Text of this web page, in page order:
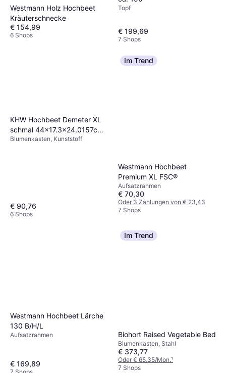
Westmann Holz Hochbeet
Kräuterschnecke
€ 154,99
6 Shops
Topf
€ 199,69
7 Shops
KHW Hochbeet Demeter XL
schmal 44x17.3x24.0157cm
17.3x158x24.0157cm
Blumenkasten, Kunststoff
€ 90,76
6 Shops
Im Trend
Westmann Hochbeet
Premium XL FSC®
Aufsatzrahmen
€ 70,30
Oder 3 Zahlungen von € 23,43
7 Shops
Westmann Hochbeet Lärche
130 B/H/L
Aufsatzrahmen
€ 169,89
Im Trend
Biohort Raised Vegetable Bed
Blumenkasten, Stahl
€ 373,77
Oder € 65,35/Mon.¹
7 Shops